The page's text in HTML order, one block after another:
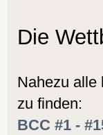
Die
Nahezu alle
zu finden:
BCC #1 -